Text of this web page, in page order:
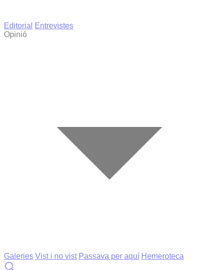
Editorial
Entrevistes
Opinió
Galeries Vist i no vist Passava per aquí Hemeroteca